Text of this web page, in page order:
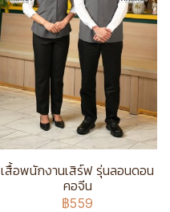
เสื้อพนักงานเสิร์ฟ รุ่นลอนดอน
คอจีน
฿559